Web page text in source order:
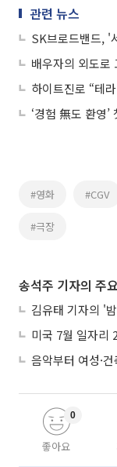
관련 뉴스
SK브로드밴드, '
배우자의 외도로
하이트진로 “테
‘경험 無도 환영
#영화 #CGV
#극장
송석주 기자의 주
미국 7월 일자리
좋아요
0